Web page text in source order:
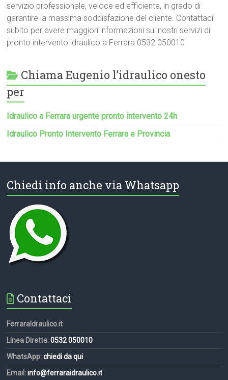
servizio professionale, veloce ed efficiente, in grado di
garantire la massima soddisfazione del cliente. Contattaci
subito per avere maggiori informazioni sui nostri servizi di
pronto intervento idraulico a Ferrara 0532 050010
Chiama Eugenio l’idraulico onesto
per
Idraulico a Ferrara urgente pronto intervento 24h
Idraulico Pronto Intervento Ferrara e Provincia
Chiedi info anche via Whatsapp
Contattaci
FerraraIdraulico.it
Linea Diretta:0532 050010
WhatsApp:chiedi da qui
Email:info@ferraraidraulico.it